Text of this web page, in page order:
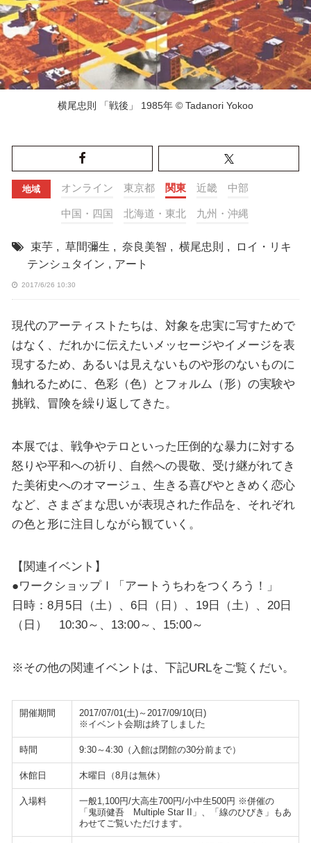
横尾忠則 「戦後」 1985年 © Tadanori Yokoo
地域 オンライン 東京都 関東 近畿 中部
中国・四国 北海道・東北 九州・沖縄
束芋 , 草間彌生 , 奈良美智 , 横尾忠則 ,
ロイ・リキ
テンシュタイン , アート
2017/6/26 10:30
現代のアーティストたちは、対象を忠実に写すためで
はなく、だれかに伝えたいメッセージやイメージを表
現するため、あるいは見えないものや形のないものに
触れるために、色彩（色）とフォルム（形）の実験や
挑戦、冒険を繰り返してきた。
本展では、戦争やテロといった圧倒的な暴力に対する
怒りや平和への祈り、自然への畏敬、受け継がれてき
た美術史へのオマージュ、生きる喜びやときめく恋心
など、さまざまな思いが表現された作品を、それぞれ
の色と形に注目しながら観ていく。
【関連イベント】
●ワークショップⅠ「アートうちわをつくろう！」
日時：8月5日（土）、6日（日）、19日（土）、20日
（日） 10:30～、13:00～、15:00～
※その他の関連イベントは、下記URLをご覧くだい。
開催期間
2017/07/01(土)～2017/09/10(日)
※イベント会期は終了しました
時間 9:30～4:30（入館は閉館の30分前まで）
休館日 木曜日（8月は無休）
入場料
一般1,100円/大高生700円/小中生500円 ※併催の
「鬼頭健吾 Multiple Star II」、「線のひびき」もあ
わせてご覧いただけます。